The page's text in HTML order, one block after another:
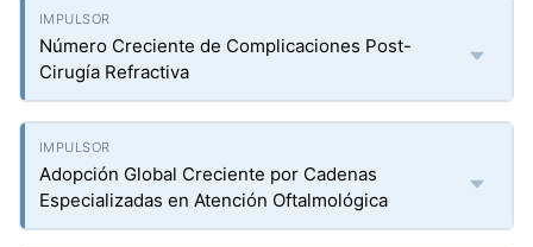
Número Creciente de Complicaciones Post-
Cirugía Refractiva
Adopción Global Creciente por Cadenas
Especializadas en Atención Oftalmológica